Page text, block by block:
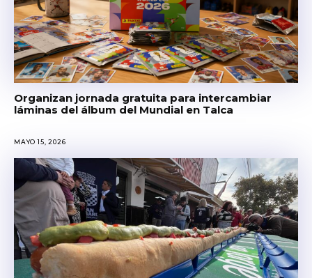
Organizan jornada gratuita para intercambiar
láminas del álbum del Mundial en Talca
MAYO 15, 2026